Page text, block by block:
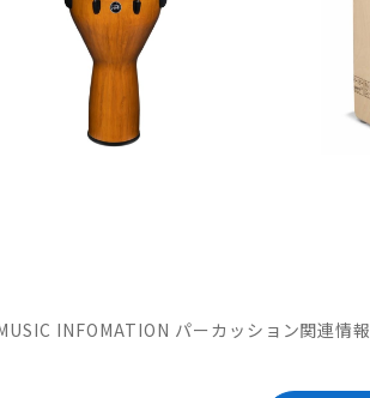
INFOMATION パーカッション関連情報